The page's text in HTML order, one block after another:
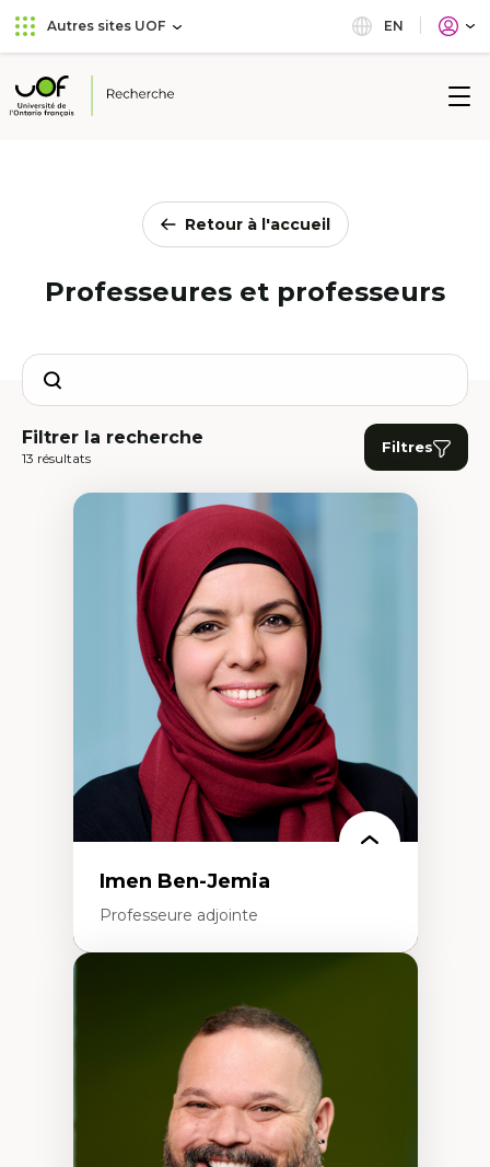
Aller
au
principal
Passer
au
Autres sites UOF EN
Université
Retour à l'accueil
Professeures et professeurs
Search
Filtrer la recherche
13 résultats
Filtres
Imen Ben-Jemia
Professeure adjointe
Discours sur la ville et représentations
Mosquées, formes et usages au Canada
Reconnaissance et représentations des
communautés immigrantes dans l'espace
Design architectural et urbain
Patrimoine et patrimonialisation
Études postcoloniales et décolonisation des
savoirs